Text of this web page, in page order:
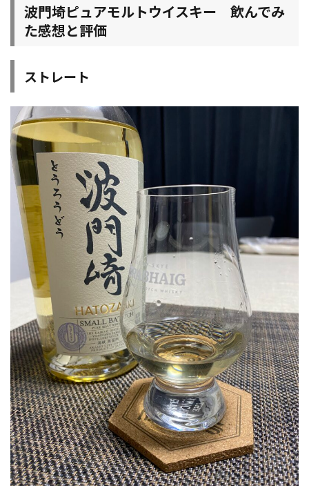
波門埼ピュアモルトウイスキー 飲んでみ
た感想と評価
ストレート